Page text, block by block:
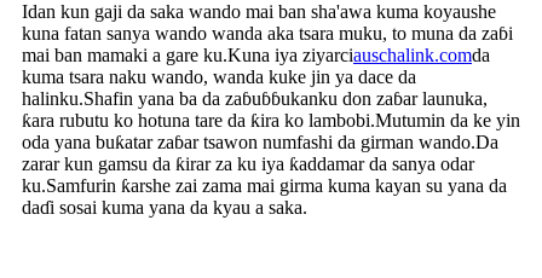
Idan kun gaji da saka wando mai ban sha'awa kuma koyaushe
kuna fatan sanya wando wanda aka tsara muku, to muna da zaɓi
mai ban mamaki a gare ku.Kuna iya ziyarciauschalink.comda
kuma tsara naku wando, wanda kuke jin ya dace da
halinku.Shafin yana ba da zaɓuɓɓukanku don zaɓar launuka,
ƙara rubutu ko hotuna tare da ƙira ko lambobi.Mutumin da ke yin
oda yana buƙatar zaɓar tsawon numfashi da girman wando.Da
zarar kun gamsu da ƙirar za ku iya ƙaddamar da sanya odar
ku.Samfurin ƙarshe zai zama mai girma kuma kayan su yana da
daɗi sosai kuma yana da kyau a saka.